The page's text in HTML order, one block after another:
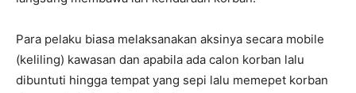
Para pelaku biasa melaksanakan aksinya secara mobile
(keliling) kawasan dan apabila ada calon korban lalu
dibuntuti hingga tempat yang sepi lalu memepet korban